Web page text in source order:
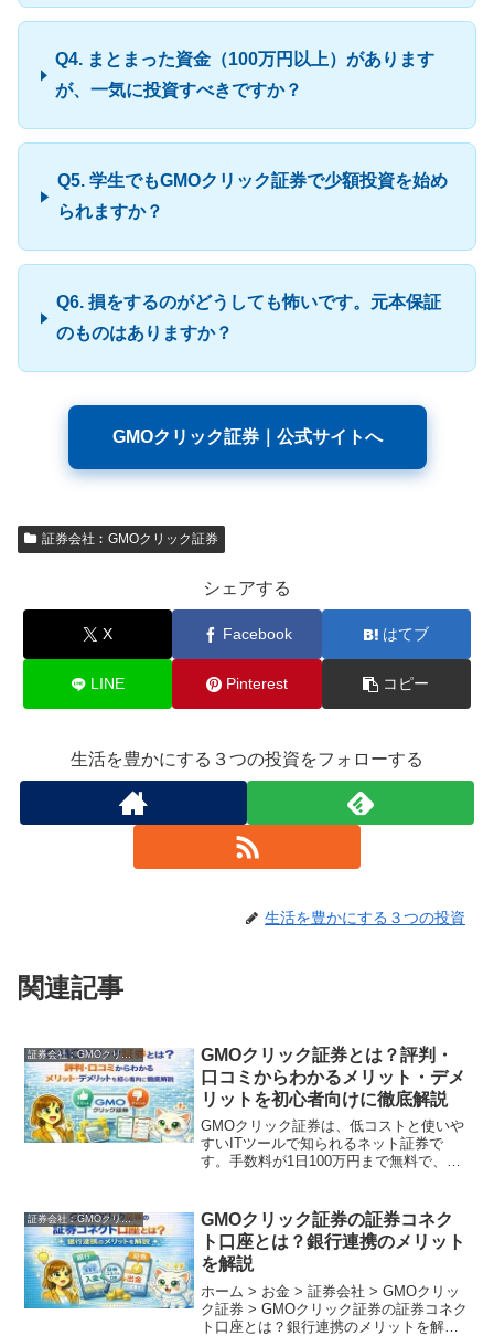
Q4. まとまった資金（100万円以上）があります
が、一気に投資すべきですか？
Q5. 学生でもGMOクリック証券で少額投資を始め
られますか？
Q6. 損をするのがどうしても怖いです。元本保証
のものはありますか？
GMOクリック証券｜公式サイトへ
証券会社︰GMOクリック証券
シェアする
X Facebook はてブ
LINE Pinterest コピー
生活を豊かにする３つの投資をフォローする
生活を豊かにする３つの投資
関連記事
証券会社︰GMOクリック証券
GMOクリック証券とは？評判・
口コミからわかるメリット・デメ
リットを初心者向けに徹底解説
GMOクリック証券は、低コストと使いや
すいITツールで知られるネット証券で
す。手数料が1日100万円まで無料で、新
資産運用の効率化が評価されています。
一方で、米国株の直接取引ができない点
や投資信託の選択肢が限られていること
がユーザーからの不満として挙がってい
ます。初心者から中級者に最適な選択肢
です。
証券会社︰GMOクリック証券
GMOクリック証券の証券コネク
ト口座とは？銀行連携のメリット
を解説
ホーム > お金 > 証券会社 > GMOクリッ
ク証券 > GMOクリック証券の証券コネク
ト口座とは？銀行連携のメリットを解説